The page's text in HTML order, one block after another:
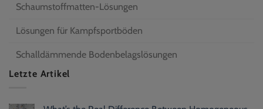
Schaumstoffmatten-Lösungen
Lösungen für Kampfsportböden
Schalldämmende Bodenbelagslösungen
Letzte Artikel